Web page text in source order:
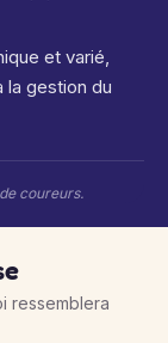
et varié,
la gestion du
coureurs.
ressemblera